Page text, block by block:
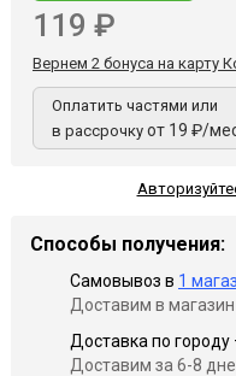
119 ₽
Вернем 2 бонуса на карту
Оплатить частями или
в рассрочку от 19 ₽/
Способы получения:
Самовывоз в 1
Доставим в
Доставка по городу
Доставим за 6-8